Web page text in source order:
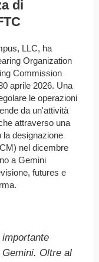
di
LLC, ha
Organization
Commission
aprile 2026. Una
le operazioni
da un'attività
attraverso una
la designazione
nel dicembre
a Gemini
futures e
Oltre al